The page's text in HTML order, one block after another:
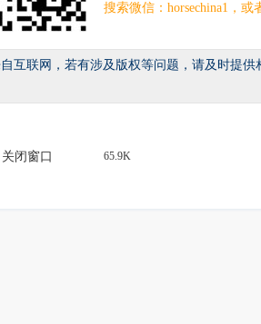
搜索微信：horsechina1，
互联网，若有涉及版权等问题，请及时提
关闭窗口 65.9K